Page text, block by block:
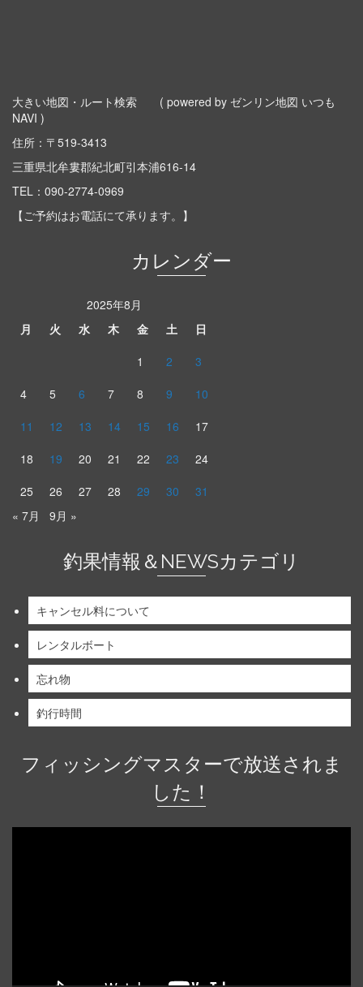
大きい地図・ルート検索
( powered by ゼンリン地図 いつも
NAVI )
住所：〒519-3413
三重県北牟婁郡紀北町引本浦616-14
TEL： 090-2774-0969
【ご予約はお電話にて承ります。】
カレンダー
2025年8月
月
火 水 木 金 土
日
1
2
3
4
5 6 7 8 9
10
11
12 13 14 15 16
17
18
19 20 21 22 23
24
25
26 27 28 29 30
31
« 7月
9月 »
釣果情報＆NEWSカテゴリ
キャンセル料について
レンタルボート
忘れ物
釣行時間
フィッシングマスターで放送されま
した！